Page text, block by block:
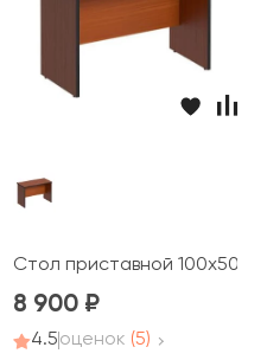
Дин-Р
Стол приставной
8 900
4.5оценок (5)